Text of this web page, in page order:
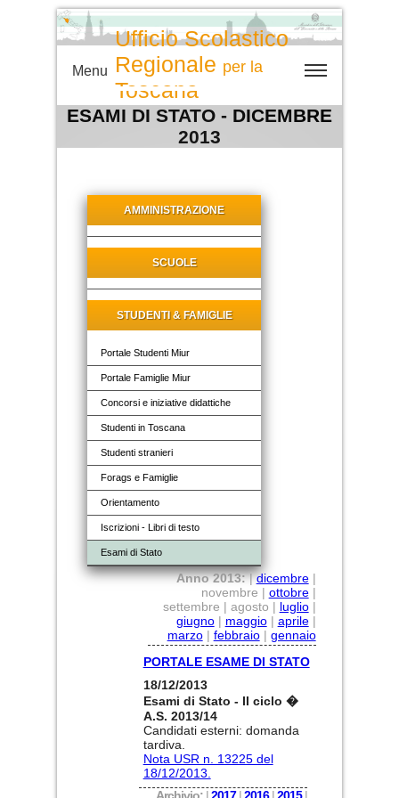
Ufficio Scolastico
Regionale per la
Toscana
Menu
ESAMI DI STATO - DICEMBRE
2013
AMMINISTRAZIONE
SCUOLE
STUDENTI & FAMIGLIE
Portale Studenti Miur
Portale Famiglie Miur
Concorsi e iniziative didattiche
Studenti in Toscana
Studenti stranieri
Forags e Famiglie
Orientamento
Iscrizioni - Libri di testo
Esami di Stato
Anno 2013:|dicembre|
novembre | ottobre|
settembre | agosto | luglio|
giugno| maggio| aprile|
marzo| febbraio| gennaio
PORTALE ESAME DI STATO
18/12/2013
Esami di Stato - II ciclo �
A.S. 2013/14
Candidati esterni: domanda
tardiva.
Nota USR n. 13225 del
18/12/2013.